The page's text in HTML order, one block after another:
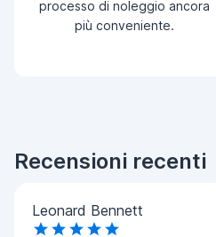
processo di noleggio ancora
più conveniente.
Recensioni recenti
Leonard Bennett